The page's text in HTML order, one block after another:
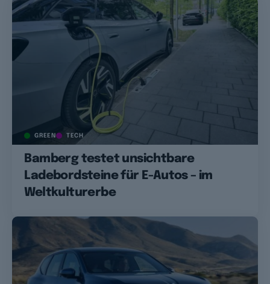
GREEN TECH
Bamberg testet unsichtbare
Ladebordsteine für E-Autos – im
Weltkulturerbe